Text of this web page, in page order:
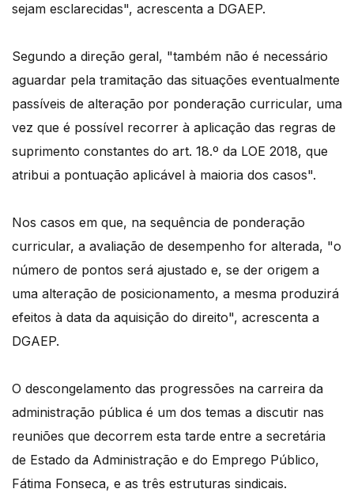
sejam esclarecidas", acrescenta a DGAEP.
Segundo a direção geral, "também não é necessário
aguardar pela tramitação das situações eventualmente
passíveis de alteração por ponderação curricular, uma
vez que é possível recorrer à aplicação das regras de
suprimento constantes do art. 18.º da LOE 2018, que
atribui a pontuação aplicável à maioria dos casos".
Nos casos em que, na sequência de ponderação
curricular, a avaliação de desempenho for alterada, "o
número de pontos será ajustado e, se der origem a
uma alteração de posicionamento, a mesma produzirá
efeitos à data da aquisição do direito", acrescenta a
DGAEP.
O descongelamento das progressões na carreira da
administração pública é um dos temas a discutir nas
reuniões que decorrem esta tarde entre a secretária
de Estado da Administração e do Emprego Público,
Fátima Fonseca, e as três estruturas sindicais.